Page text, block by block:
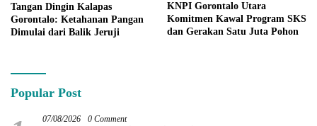
Tangan Dingin Kalapas
Gorontalo: Ketahanan Pangan
Dimulai dari Balik Jeruji
KNPI Gorontalo Utara
Komitmen Kawal Program SKS
dan Gerakan Satu Juta Pohon
Popular Post
07/08/2026 0 Comment